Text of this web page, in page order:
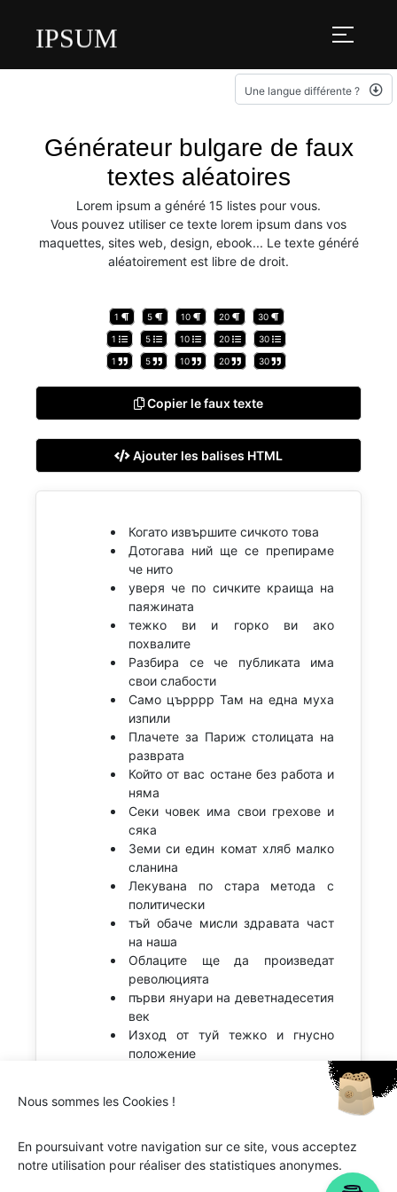
IPSUM
Une langue différente ?
Générateur bulgare de faux
textes aléatoires
Lorem ipsum a généré 15 listes pour vous.
Vous pouvez utiliser ce texte lorem ipsum dans vos
maquettes, sites web, design, ebook... Le texte généré
aléatoirement est libre de droit.
1 5 10 20 30
1 5 10 20 30
1 5 10 20 30
Copier le faux texte
Ajouter les balises HTML
Когато извършите сичкото това
Дотогава ний ще се препираме
че нито
уверя че по сичките краища на
паяжината
тежко ви и горко ви ако
похвалите
Разбира се че публиката има
свои слабости
Само църррр Там на една муха
изпили
Плачете за Париж столицата на
разврата
Който от вас остане без работа и
няма
Секи човек има свои грехове и
сяка
Земи си един комат хляб малко
сланина
Лекувана по стара метода с
политически
тъй обаче мисли здравата част
на наша
Облаците ще да произведат
революцията
първи януари на деветнадесетия
век
Изход от туй тежко и гнусно
положение
Ipsum.one © 2018-2026 - Tous droits réservés -
Lorem
Nous sommes les Cookies !
En poursuivant votre navigation sur ce site, vous acceptez
notre utilisation pour réaliser des statistiques anonymes.